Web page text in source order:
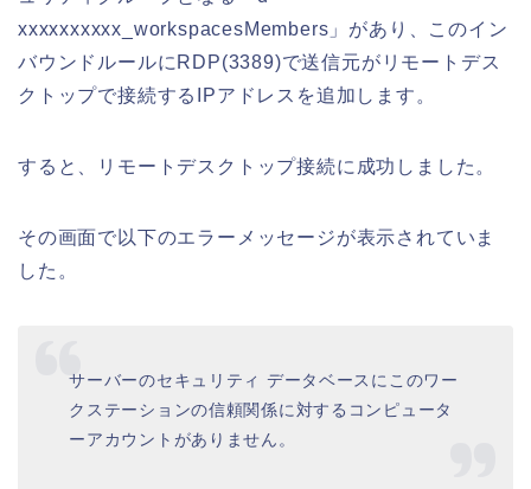
xxxxxxxxxx_workspacesMembers」があり、このイン
バウンドルールにRDP(3389)で送信元がリモートデス
クトップで接続するIPアドレスを追加します。
すると、リモートデスクトップ接続に成功しました。
その画面で以下のエラーメッセージが表示されていま
した。
サーバーのセキュリティ データベースにこのワー
クステーションの信頼関係に対するコンピュータ
ーアカウントがありません。